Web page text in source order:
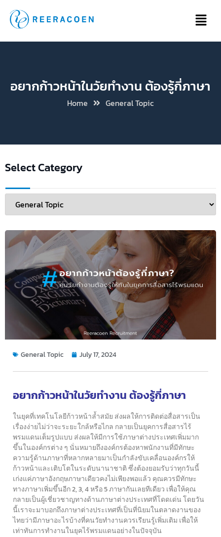
อยากก้าวหน้าในวัยทำงาน ต้องรู้กี่ภาษา
Home General Topic
Select Category
General Topic July 17, 2024
อยากก้าวหน้าในวัยทำงาน ต้องรู้กี่ภาษา
ในยุคที่เทคโนโลยีก้าวหน้าล้ำสมัย ส่งผลให้การติดต่อสื่อสารเป็น
เรื่องง่ายไม่ว่าจะระยะใกล้หรือไกล กลายเป็นยุคการสื่อสารไร้
พรมแดนเต็มรูปแบบ ส่งผลให้มีการใช้ภาษาต่างประเทศเพิ่มมาก
ขึ้นในองค์กรต่าง ๆ นั่นหมายถึงองค์กรต้องหาพนักงานที่มีทักษะ
ความรู้ด้านภาษาที่หลากหลายมาเป็นกำลังขับเคลื่อนองค์กรให้
ก้าวหน้าและเติบโตในระดับนานาชาติ ซึ่งต้องยอมรับว่าทุกวันนี้
เก่งแค่ภาษาอังกฤษภาษาเดียวคงไม่เพียงพอแล้ว คุณควรมีทักษะ
ทางภาษาเพิ่มขึ้นอีก 2, 3, 4 หรือ 5 ภาษากันเลยทีเดียว เพื่อให้คุณ
กลายเป็นผู้เชี่ยวชาญทางด้านภาษาต่างประเทศที่โดดเด่น โดยวัน
นี้เราจะมาบอกถึงภาษาต่างประเทศที่เป็นที่นิยมในตลาดงานของ
ไทยว่ามีภาษาอะไรบ้างที่คนวัยทำงานควรเรียนรู้เพิ่มเติม เพื่อให้
เท่าทันการทำงานในยุคไร้พรมแดนอย่างในปัจจุบัน